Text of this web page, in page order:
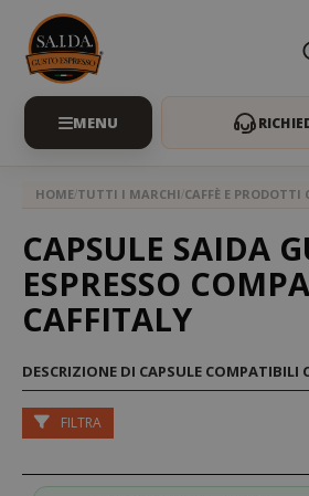
HOME TUTTI I MARCHI CAFFÈ E PRODOTTI
CAPSULE SAIDA
ESPRESSO
CAFFITALY
DESCRIZIONE DI CAPSULE COMPATIBILI
FILTRA